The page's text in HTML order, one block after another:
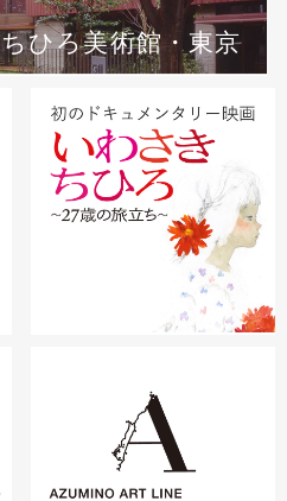
ちひろ美術館・東京